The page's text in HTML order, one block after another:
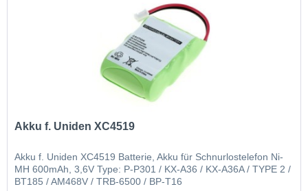
Akku f. Uniden XC4519
Akku f. Uniden XC4519 Batterie, Akku für Schnurlostelefon Ni-
MH 600mAh, 3,6V Type: P-P301 / KX-A36 / KX-A36A / TYPE 2 /
BT185 / AM468V / TRB-6500 / BP-T16